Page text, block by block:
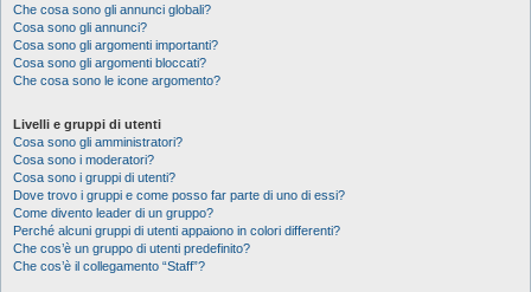
Che cosa sono gli annunci globali?
Cosa sono gli annunci?
Cosa sono gli argomenti importanti?
Cosa sono gli argomenti bloccati?
Che cosa sono le icone argomento?
Livelli e gruppi di utenti
Cosa sono gli amministratori?
Cosa sono i moderatori?
Cosa sono i gruppi di utenti?
Dove trovo i gruppi e come posso far parte di uno di essi?
Come divento leader di un gruppo?
Perché alcuni gruppi di utenti appaiono in colori differenti?
Che cos’è un gruppo di utenti predefinito?
Che cos’è il collegamento “Staff”?